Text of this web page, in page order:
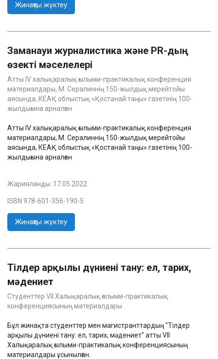
Жинақты жүктеу
Заманауи журналистика және PR-дың
өзекті мәселелері
Атты IV халықаралық ғылыми-практикалық конференция
материалдары, М. Сералиннің 150-жылдық мерейтойы
аясында, КЕАҚ облыстық «Қостанай таңы» газетінің 100-
жылдығына арналған
Атты IV халықаралық ғылыми-практикалық конференция
материалдары, М. Сералиннің 150-жылдық мерейтойы
аясында, КЕАҚ облыстық «Қостанай таңы» газетінің 100-
жылдығына арналған
Жарияланды: 17.05.2022
ISBN 978-601-356-190-5
Жинақты жүктеу
Тілдер арқылы дүниені тану: ел, тарих,
мәдениет
Студенттер VІI Халықаралық ғалыми-практикалық
конференциясының материалдары
Бұл жинақта студенттер мен магистранттардың "Тілдер
арқылы дүниені тану: ел, тарих, мәдениет" атты VІI
Халықаралық ғылыми-практикалық конференциясының
материалдары ұсынылған.